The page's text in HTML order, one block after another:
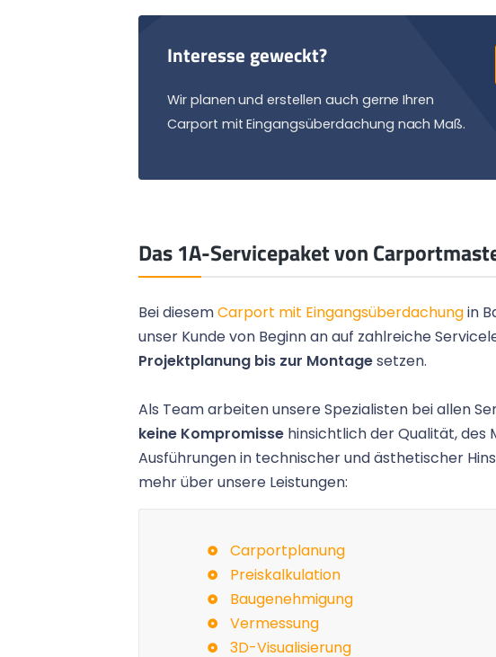
Interesse geweckt?
Wir planen und erstellen auch gerne Ihren
Carport mit Eingangsüberdachung nach Maß.
Das 1A-Servicepaket von
Bei diesemCarport mit Eingangsüberdachungin
unser Kunde von Beginn an auf zahlreiche
Projektplanung bis zur Montagesetzen.
Als Team arbeiten unsere Spezialisten bei allen
keine Kompromissehinsichtlich der Qualität, des
Ausführungen in technischer und ästhetischer
mehr über unsere Leistungen:
Carportplanung
Preiskalkulation
Baugenehmigung
Vermessung
3D-Visualisierung
Umsetzung und die
uns sehr gefallen
weiter empfehlen!
Das Gartenhaus ist fertig und sieht toll
aus. Vielen Dank für das schöne Haus und
die tolle Arbeit der Monteure.